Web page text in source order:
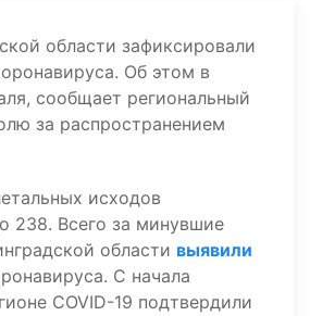
области зафиксировали
Об этом в
сообщает региональный
за распространением
исходов
238. Всего за минувшие
области выявили
С начала
COVID-19 подтвердили